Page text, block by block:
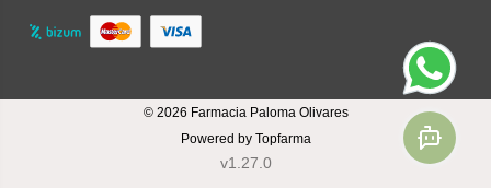
© 2026 Farmacia Paloma Olivares
Powered by Topfarma
v1.27.0